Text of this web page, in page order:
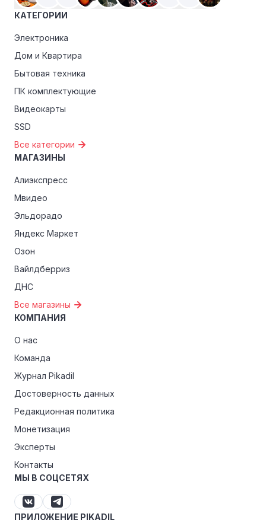
КАТЕГОРИИ
Электроника
Дом и Квартира
Бытовая техника
ПК комплектующие
Видеокарты
SSD
Все категории
МАГАЗИНЫ
Алиэкспресс
Мвидео
Эльдорадо
Яндекс Маркет
Озон
Вайлдберриз
ДНС
Все магазины
КОМПАНИЯ
О нас
Команда
Журнал Pikadil
Достоверность данных
Редакционная политика
Монетизация
Эксперты
Контакты
МЫ В СОЦСЕТЯХ
ПРИЛОЖЕНИЕ PIKADIL